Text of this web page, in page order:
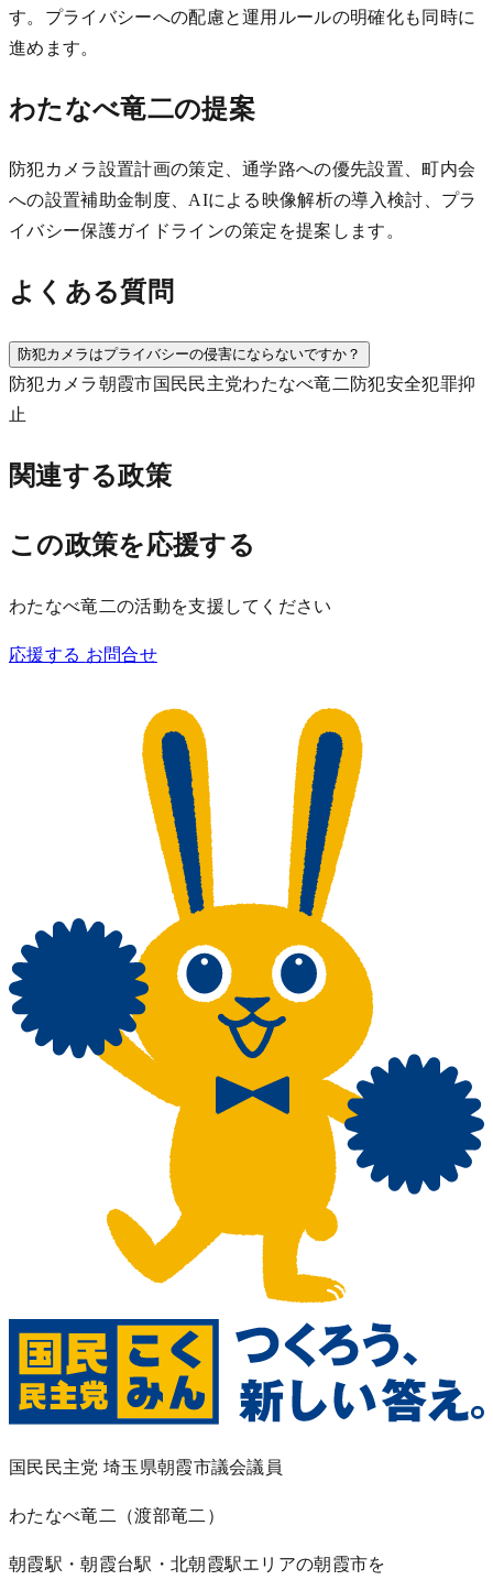
す。プライバシーへの配慮と運用ルールの明確化も同時に
進めます。
わたなべ竜二の提案
防犯カメラ設置計画の策定、通学路への優先設置、町内会
への設置補助金制度、AIによる映像解析の導入検討、プラ
イバシー保護ガイドラインの策定を提案します。
よくある質問
防犯カメラはプライバシーの侵害にならないですか？
防犯カメラ朝霞市国民民主党わたなべ竜二 防犯安全犯罪抑
止
関連する政策
この政策を応援する
わたなべ竜二の活動を支援してください
応援する お問合せ
国民民主党 埼玉県朝霞市議会議員
わたなべ竜二 （渡部竜二）
朝霞駅・朝霞台駅・北朝霞駅エリアの朝霞市を